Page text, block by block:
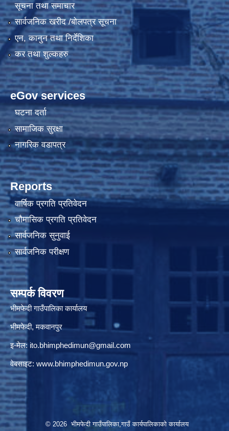
सूचना तथा समाचार
सार्वजनिक खरीद /बोलपत्र सूचना
एन, कानुन तथा निर्देशिका
कर तथा शुल्कहरु
eGov services
घटना दर्ता
सामाजिक सुरक्षा
नागरिक वडापत्र
Reports
वार्षिक प्रगति प्रतिवेदन
चौमासिक प्रगति प्रतिवेदन
सार्वजनिक सुनुवाई
सार्वजनिक परीक्षण
सम्पर्क विवरण
भीमफेदी गाउँपालिका कार्यालय
भीमफेदी, मकवानपुर
इ-मेल: ito.bhimphedimun@gmail.com
वेबसाइट: www.bhimphedimun.gov.np
© 2026 भीमफेदी गाउँपालिका,गाउँ कार्यपालिकाकाे कार्यालय